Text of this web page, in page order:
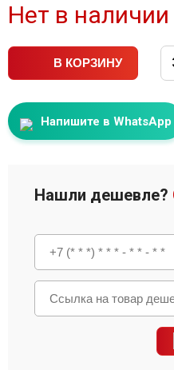
Нет в наличии
В КОРЗИНУ
Напишите в WhatsApp
Нашли дешевле?